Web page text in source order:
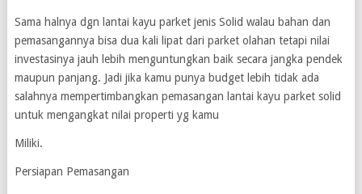
Sama halnya dgn lantai kayu parket jenis Solid walau bahan dan
pemasangannya bisa dua kali lipat dari parket olahan tetapi nilai
investasinya jauh lebih menguntungkan baik secara jangka pendek
maupun panjang. Jadi jika kamu punya budget lebih tidak ada
salahnya mempertimbangkan pemasangan lantai kayu parket solid
untuk mengangkat nilai properti yg kamu
Miliki.
Persiapan Pemasangan